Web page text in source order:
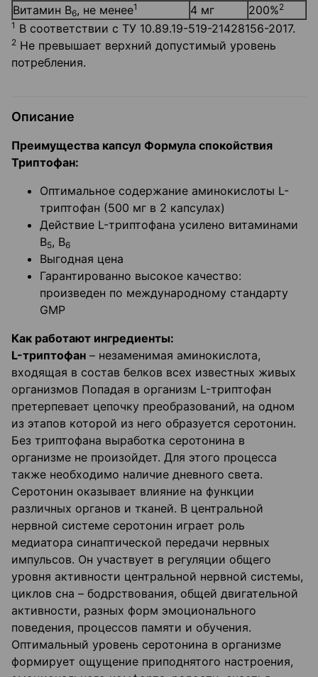
Витамин B6, не менее1 4 мг 200%2
1 В соответствии с ТУ 10.89.19-519-21428156-2017.
2 Не превышает верхний допустимый уровень
потребления.
Описание
Преимущества капсул Формула спокойствия
Триптофан:
Оптимальное содержание аминокислоты L-
триптофан (500 мг в 2 капсулах)
Действие L-триптофана усилено витаминами
В5, В6
Выгодная цена
Гарантированно высокое качество:
произведен по международному стандарту
GMP
Как работают ингредиенты:
L-триптофан – незаменимая аминокислота,
входящая в состав белков всех известных живых
организмов Попадая в организм L-триптофан
претерпевает цепочку преобразований, на одном
из этапов которой из него образуется серотонин.
Без триптофана выработка серотонина в
организме не произойдет. Для этого процесса
также необходимо наличие дневного света.
Серотонин оказывает влияние на функции
различных органов и тканей. В центральной
нервной системе серотонин играет роль
медиатора синаптической передачи нервных
импульсов. Он участвует в регуляции общего
уровня активности центральной нервной системы,
циклов сна – бодрствования, общей двигательной
активности, разных форм эмоционального
поведения, процессов памяти и обучения.
Оптимальный уровень серотонина в организме
формирует ощущение приподнятого настроения,